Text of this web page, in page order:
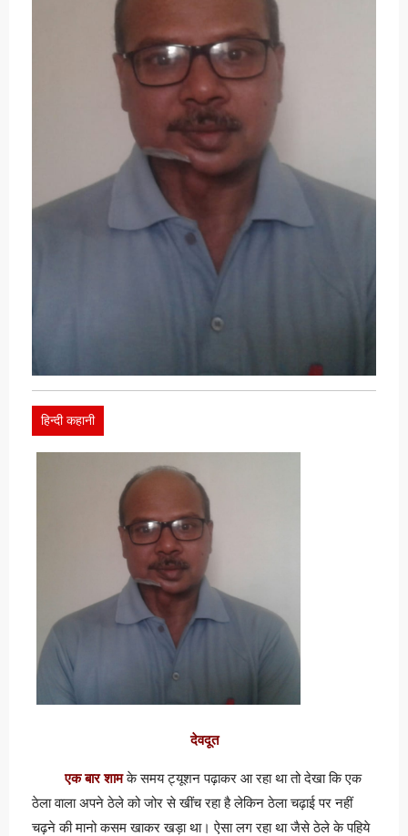
हिन्दी कहानी
देवदूत
एक बार शामके समय ट्यूशन पढ़ाकर आ रहा था तो देखा कि एक
ठेला वाला अपने ठेले को जोर से खींच रहा है लेकिन ठेला चढ़ाई पर नहीं
चढ़ने की मानो कसम खाकर खड़ा था। ऐसा लग रहा था जैसे ठेले के पहिये